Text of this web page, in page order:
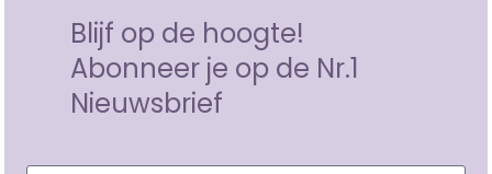
Blijf op de hoogte!
Abonneer je op de Nr.1
Nieuwsbrief